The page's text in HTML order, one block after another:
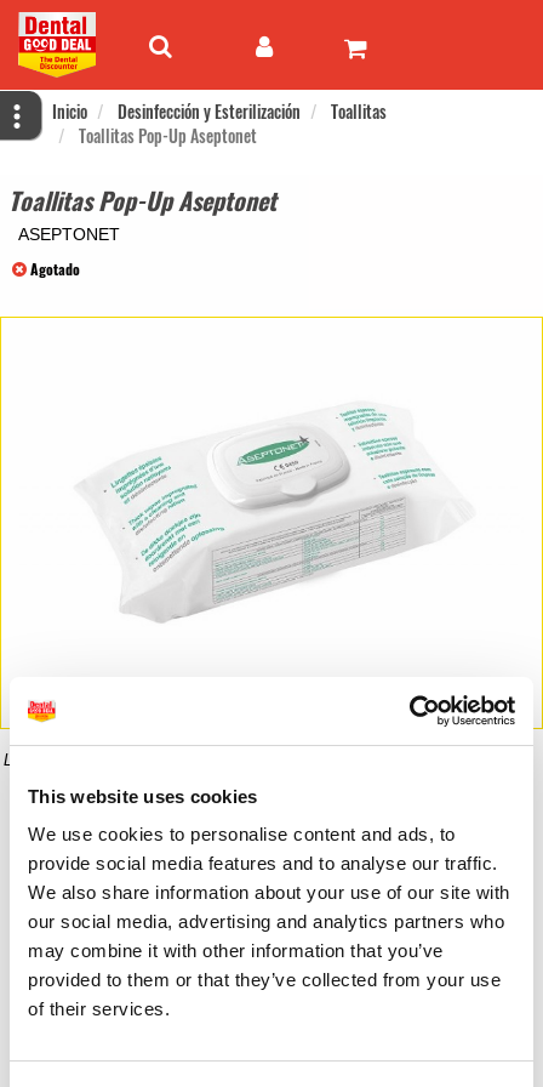
This website uses cookies
We use cookies to personalise content and ads, to
provide social media features and to analyse our traffic.
We also share information about your use of our site with
our social media, advertising and analytics partners who
may combine it with other information that you’ve
provided to them or that they’ve collected from your use
of their services.
Inicio Desinfección y Esterilización
Toallitas
Toallitas Pop-Up Aseptonet
Toallitas Pop-Up Aseptonet
ASEPTONET
Agotado
La imagen puede diferir del producto final.
Informaci�n del producto
Avísame cuando esté disponible
10,45 €